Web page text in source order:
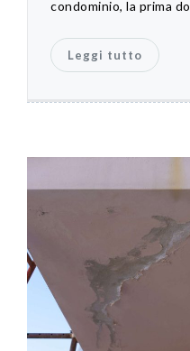
condominio, la prima
Leggi tutto